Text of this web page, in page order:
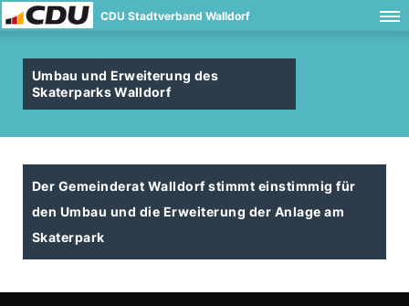
CDU Stadtverband Walldorf
Umbau und Erweiterung des
Skaterparks Walldorf
Der Gemeinderat Walldorf stimmt einstimmig für
den Umbau und die Erweiterung der Anlage am
Skaterpark